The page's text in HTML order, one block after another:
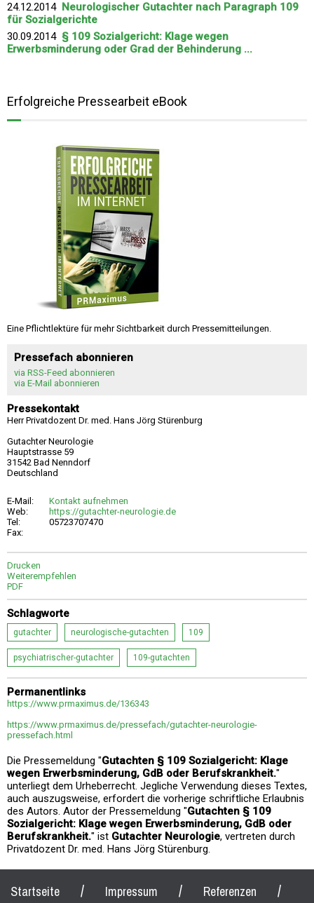
24.12.2014 Neurologischer Gutachter nach Paragraph 109
für Sozialgerichte
30.09.2014 § 109 Sozialgericht: Klage wegen
Erwerbsminderung oder Grad der Behinderung ...
Erfolgreiche Pressearbeit eBook
Eine Pflichtlektüre für mehr Sichtbarkeit durch Pressemitteilungen.
Pressefach abonnieren
via RSS-Feed abonnieren
via E-Mail abonnieren
Pressekontakt
Herr Privatdozent Dr. med. Hans Jörg Stürenburg
Gutachter Neurologie
Hauptstrasse 59
31542 Bad Nenndorf
Deutschland
E-Mail:
Kontakt aufnehmen
Web:
https://gutachter-neurologie.de
Tel:
05723707470
Fax:
Drucken
Weiterempfehlen
PDF
Schlagworte
gutachter neurologische-gutachten 109
psychiatrischer-gutachter 109-gutachten
Permanentlinks
https://www.prmaximus.de/136343
https://www.prmaximus.de/pressefach/gutachter-neurologie-
pressefach.html
Die Pressemeldung "Gutachten § 109 Sozialgericht: Klage
wegen Erwerbsminderung, GdB oder Berufskrankheit."
unterliegt dem Urheberrecht. Jegliche Verwendung dieses Textes,
auch auszugsweise, erfordert die vorherige schriftliche Erlaubnis
des Autors. Autor der Pressemeldung "Gutachten § 109
Sozialgericht: Klage wegen Erwerbsminderung, GdB oder
Berufskrankheit." ist Gutachter Neurologie, vertreten durch
Privatdozent Dr. med. Hans Jörg Stürenburg.
Startseite / Impressum / Referenzen /